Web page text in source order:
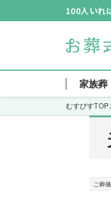
100人いれ
家族葬
むすびすTOP
ご葬